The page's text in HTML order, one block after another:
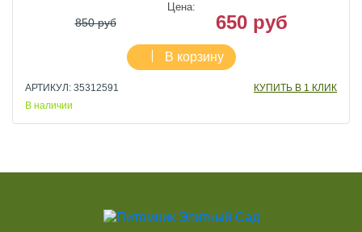
Цена:
850 руб 650 руб
В корзину
АРТИКУЛ: 35312591
КУПИТЬ В 1 КЛИК
В наличии